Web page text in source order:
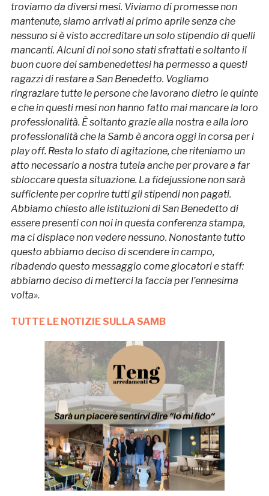
troviamo da diversi mesi. Viviamo di promesse non
mantenute, siamo arrivati al primo aprile senza che
nessuno si è visto accreditare un solo stipendio di quelli
mancanti. Alcuni di noi sono stati sfrattati e soltanto il
buon cuore dei sambenedettesi ha permesso a questi
ragazzi di restare a San Benedetto. Vogliamo
ringraziare tutte le persone che lavorano dietro le quinte
e che in questi mesi non hanno fatto mai mancare la loro
professionalità. È soltanto grazie alla nostra e alla loro
professionalità che la Samb è ancora oggi in corsa per i
play off. Resta lo stato di agitazione, che riteniamo un
atto necessario a nostra tutela anche per provare a far
sbloccare questa situazione. La fidejussione non sarà
sufficiente per coprire tutti gli stipendi non pagati.
Abbiamo chiesto alle istituzioni di San Benedetto di
essere presenti con noi in questa conferenza stampa,
ma ci dispiace non vedere nessuno. Nonostante tutto
questo abbiamo deciso di scendere in campo,
ribadendo questo messaggio come giocatori e staff:
abbiamo deciso di metterci la faccia per l’ennesima
volta».
TUTTE LE NOTIZIE SULLA SAMB